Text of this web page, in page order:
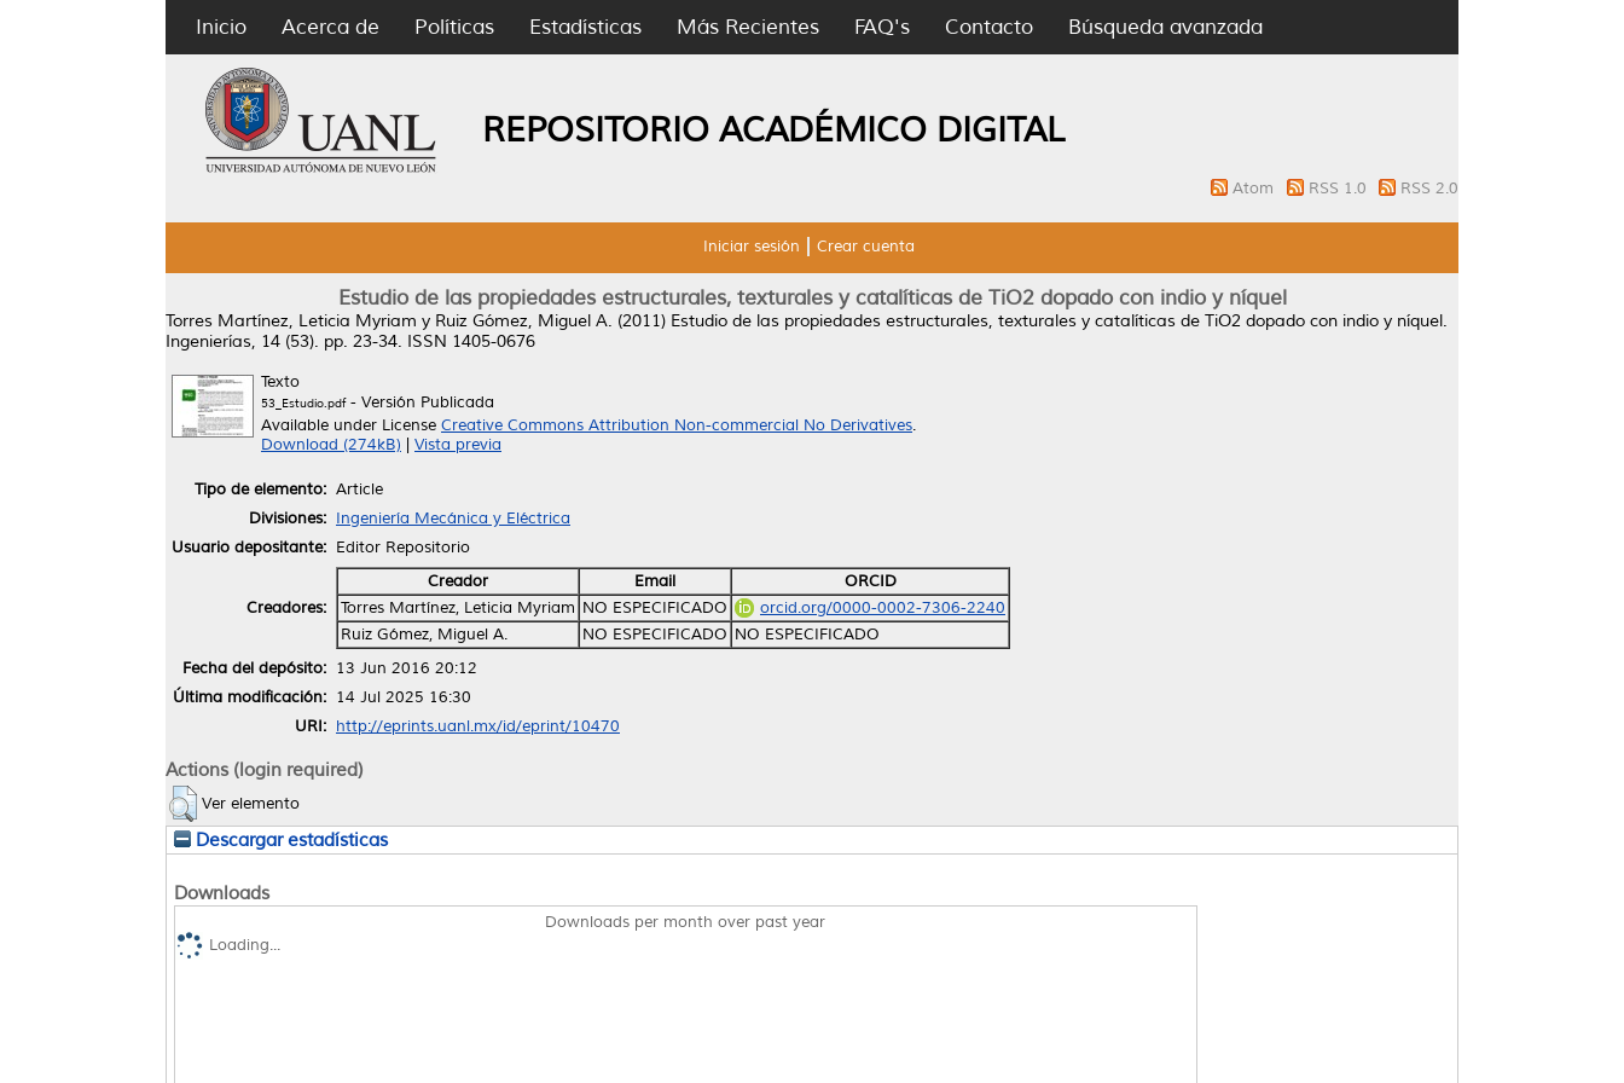
Inicio Acerca de Políticas Estadísticas Más Recientes FAQ's Contacto Búsqueda avanzada
REPOSITORIO ACADÉMICO DIGITAL
Atom RSS 1.0 RSS 2.0
Iniciar sesión Crear cuenta
Estudio de las propiedades estructurales, texturales y catalíticas de TiO2 dopado con indio y níquel
Torres Martínez, Leticia Myriam y Ruiz Gómez, Miguel A. (2011) Estudio de las propiedades estructurales, texturales y catalíticas de TiO2 dopado con indio y níquel.
Ingenierías, 14 (53). pp. 23-34. ISSN 1405-0676
Texto
53_Estudio.pdf- Versión Publicada
Available under License Creative Commons Attribution Non-commercial No Derivatives.
Download (274kB)
Vista previa
Tipo de elemento: Article
Divisiones: Ingeniería Mecánica y Eléctrica
Usuario depositante: Editor Repositorio
Creadores:
Creador Email
ORCID
Torres Martínez, Leticia Myriam NO ESPECIFICADO
orcid.org/0000-0002-7306-2240
Ruiz Gómez, Miguel A.
NO ESPECIFICADO NO ESPECIFICADO
Fecha del depósito: 13 Jun 2016 20:12
Última modificación: 14 Jul 2025 16:30
URI: http://eprints.uanl.mx/id/eprint/10470
Actions (login required)
Ver elemento
Descargar estadísticas
Downloads
Downloads per month over past year
Loading...